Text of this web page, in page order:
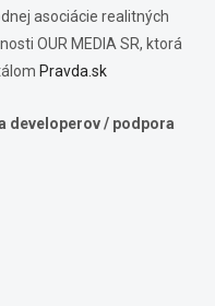
asociácie realitných
OUR MEDIA SR, ktorá
Pravda.sk
developerov / podpora